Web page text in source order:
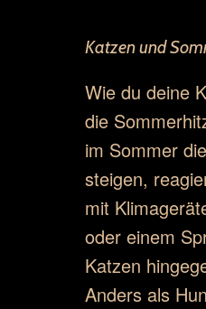
Katzen und
Wie du deine
die
im Sommer
steigen,
mit
oder einem
Katzen
Anders als